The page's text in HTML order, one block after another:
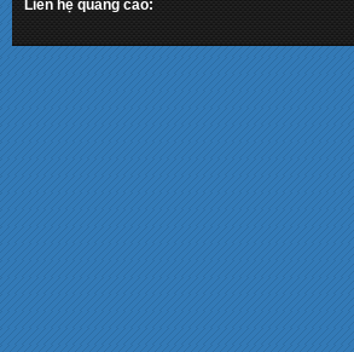
Liên hệ quảng cáo: